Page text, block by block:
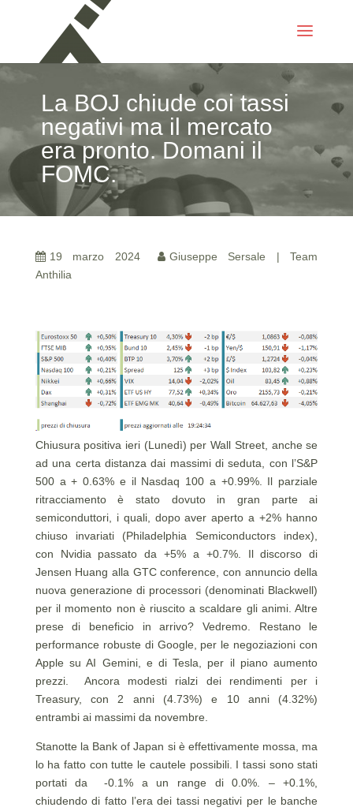
La BOJ chiude coi tassi
negativi ma il mercato
era pronto. Domani il
FOMC.
19 marzo 2024
Giuseppe Sersale | Team
Anthilia
Chiusura positiva ieri (Lunedì) per Wall Street, anche se
ad una certa distanza dai massimi di seduta, con l’S&P
500 a + 0.63% e il Nasdaq 100 a +0.99%. Il parziale
ritracciamento è stato dovuto in gran parte ai
semiconduttori, i quali, dopo aver aperto a +2% hanno
chiuso invariati (Philadelphia Semiconductors index),
con Nvidia passato da +5% a +0.7%. Il discorso di
Jensen Huang alla GTC conference, con annuncio della
nuova generazione di processori (denominati Blackwell)
per il momento non è riuscito a scaldare gli animi. Altre
prese di beneficio in arrivo? Vedremo. Restano le
performance robuste di Google, per le negoziazioni con
Apple su AI Gemini, e di Tesla, per il piano aumento
prezzi. Ancora modesti rialzi dei rendimenti per i
Treasury, con 2 anni (4.73%) e 10 anni (4.32%)
entrambi ai massimi da novembre.
Stanotte la Bank of Japan si è effettivamente mossa, ma
lo ha fatto con tutte le cautele possibili. I tassi sono stati
portati da -0.1% a un range di 0.0%. – +0.1%,
chiudendo di fatto l’era dei tassi negativi per le banche